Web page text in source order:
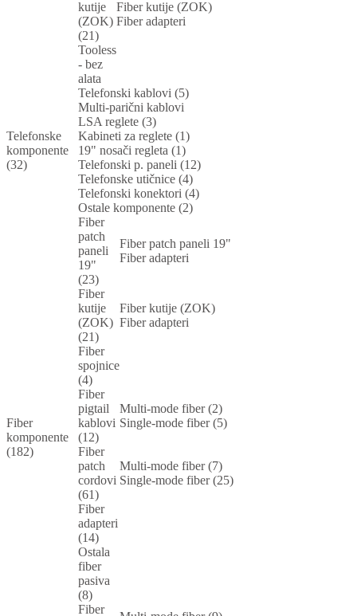
kutije
(ZOK)
(21)
Fiber kutije (ZOK)
Fiber adapteri
Tooless
- bez
alata
Telefonske
komponente
(32)
Telefonski kablovi (5)
Multi-parični kablovi
LSA reglete (3)
Kabineti za reglete (1)
19" nosači regleta (1)
Telefonski p. paneli (12)
Telefonske utičnice (4)
Telefonski konektori (4)
Ostale komponente (2)
Fiber
komponente
(182)
Fiber
patch
paneli
19"
(23)
Fiber patch paneli 19"
Fiber adapteri
Fiber
kutije
(ZOK)
(21)
Fiber kutije (ZOK)
Fiber adapteri
Fiber
spojnice
(4)
Fiber
pigtail
kablovi
(12)
Multi-mode fiber (2)
Single-mode fiber (5)
Fiber
patch
cordovi
(61)
Multi-mode fiber (7)
Single-mode fiber (25)
Fiber
adapteri
(14)
Ostala
fiber
pasiva
(8)
Fiber